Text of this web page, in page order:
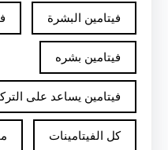
فيتامين البشرة
فيتامين بشره
فيتامين يساعد على
كل الفيتامينات